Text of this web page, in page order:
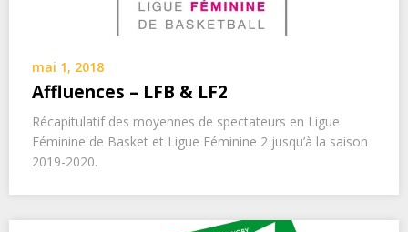
mai 1, 2018
Affluences – LFB & LF2
Récapitulatif des moyennes de spectateurs en Ligue
Féminine de Basket et Ligue Féminine 2 jusqu’à la saison
2019-2020.